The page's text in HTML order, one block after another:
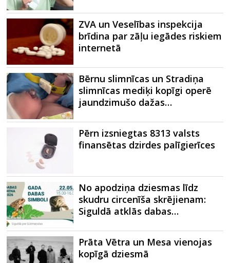
ZVA un Veselības inspekcija
brīdina par zāļu iegādes riskiem
internetā
Bērnu slimnīcas un Stradiņa
slimnīcas mediķi kopīgi operē
jaundzimušo dažas…
Pērn izsniegtas 8313 valsts
finansētas dzirdes palīgierīces
No apodziņa dziesmas līdz
skudru circenīša skrējienam:
Siguldā atklās dabas…
Prāta Vētra un Mesa vienojas
kopīgā dziesmā